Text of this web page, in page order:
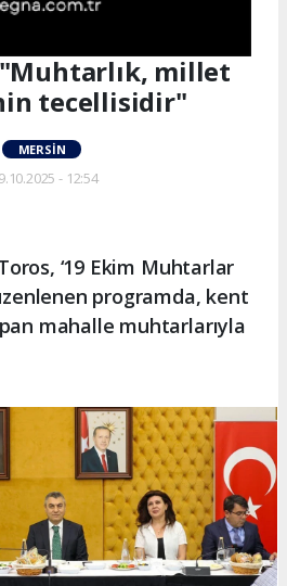
millet
tecellisidir"
MERSIN
- 12:54
‘19 Ekim Muhtarlar
programda, kent
mahalle muhtarlarıyla